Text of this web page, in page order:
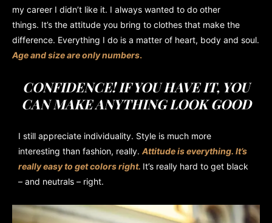
my career I didn’t like it. I always wanted to do other
things. It’s the attitude you bring to clothes that make the
difference. Everything I do is a matter of heart, body and soul.
Age and size are only numbers.
CONFIDENCE! IF YOU HAVE IT, YOU
CAN MAKE ANYTHING LOOK GOOD
I still appreciate individuality. Style is much more
interesting than fashion, really. Attitude is everything. It’s
really easy to get colors right. It’s really hard to get black
– and neutrals – right.